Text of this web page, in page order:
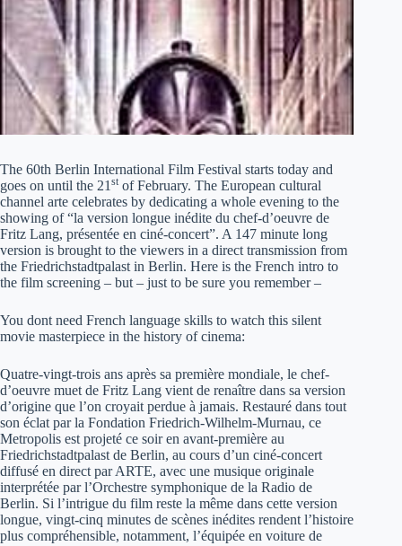
The 60th Berlin International Film Festival starts today and
goes on until the 21 stof February. The European cultural
channel arte celebrates by dedicating a whole evening to the
showing of “la version longue inédite du chef-d’oeuvre de
Fritz Lang, présentée en ciné-concert”. A 147 minute long
version is brought to the viewers in a direct transmission from
the Friedrichstadtpalast in Berlin. Here is the French intro to
the film screening – but – just to be sure you remember –
You dont need French language skills to watch this silent
movie masterpiece in the history of cinema:
Quatre-vingt-trois ans après sa première mondiale, le chef-
d’oeuvre muet de Fritz Lang vient de renaître dans sa version
d’origine que l’on croyait perdue à jamais. Restauré dans tout
son éclat par la Fondation Friedrich-Wilhelm-Murnau, ce
Metropolis est projeté ce soir en avant-première au
Friedrichstadtpalast de Berlin, au cours d’un ciné-concert
diffusé en direct par ARTE, avec une musique originale
interprétée par l’Orchestre symphonique de la Radio de
Berlin. Si l’intrigue du film reste la même dans cette version
longue, vingt-cinq minutes de scènes inédites rendent l’histoire
plus compréhensible, notamment, l’équipée en voiture de